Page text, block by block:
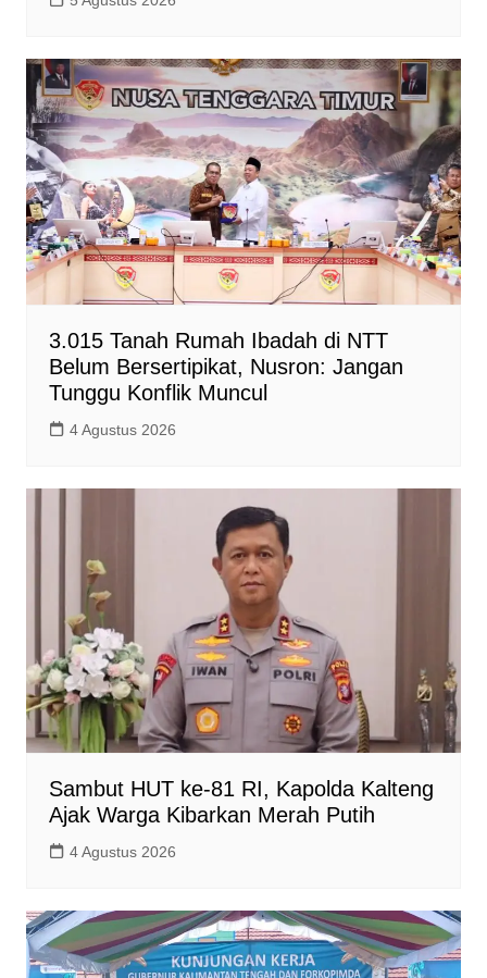
3.015 Tanah Rumah Ibadah di NTT
Belum Bersertipikat, Nusron: Jangan
Tunggu Konflik Muncul
4 Agustus 2026
Sambut HUT ke-81 RI, Kapolda Kalteng
Ajak Warga Kibarkan Merah Putih
4 Agustus 2026